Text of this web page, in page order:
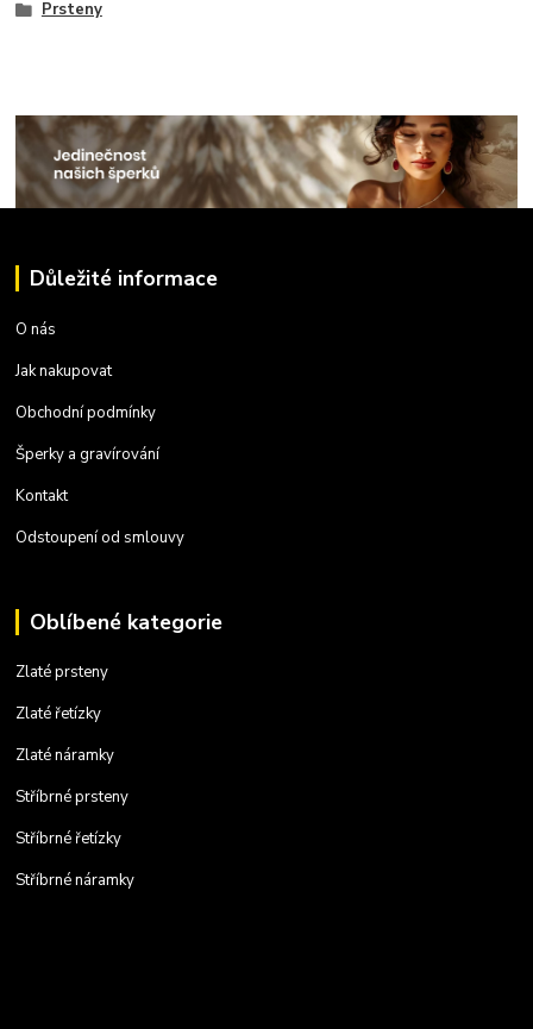
Prsteny
Důležité informace
O nás
Jak nakupovat
Obchodní podmínky
Šperky a gravírování
Kontakt
Odstoupení od smlouvy
Oblíbené kategorie
Zlaté prsteny
Zlaté řetízky
Zlaté náramky
Stříbrné prsteny
Stříbrné řetízky
Stříbrné náramky